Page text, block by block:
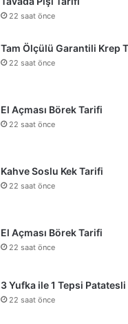
22 saat önce
Tam Ölçülü Garantili Krep
22 saat önce
El Açması Börek Tarifi
22 saat önce
Kahve Soslu Kek Tarifi
22 saat önce
El Açması Börek Tarifi
22 saat önce
3 Yufka ile 1 Tepsi
22 saat önce